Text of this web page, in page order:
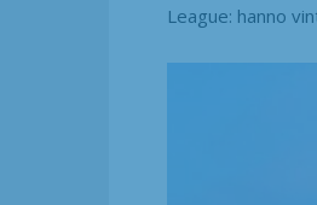
League: hanno